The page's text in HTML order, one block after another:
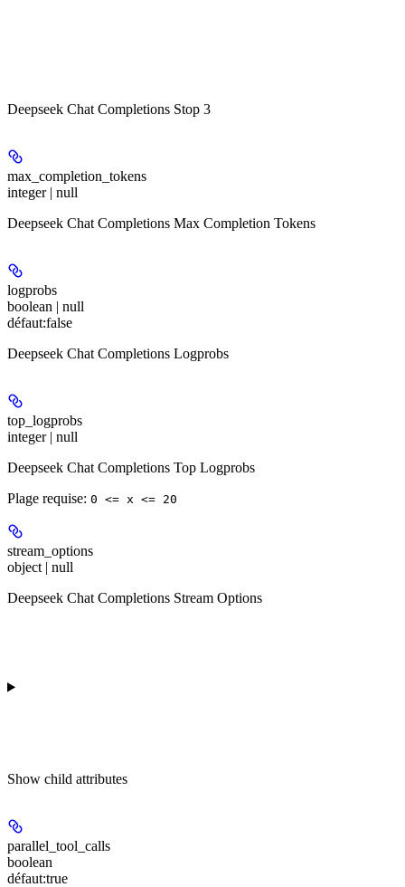
Deepseek Chat Completions Stop 3
max_completion_tokens
integer | null
Deepseek Chat Completions Max Completion Tokens
logprobs
boolean | null
défaut:false
Deepseek Chat Completions Logprobs
top_logprobs
integer | null
Deepseek Chat Completions Top Logprobs
Plage requise: 0 <= x <= 20
stream_options
object | null
Deepseek Chat Completions Stream Options
Show child attributes
parallel_tool_calls
boolean
défaut:true